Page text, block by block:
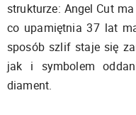
strukturze: Angel Cut
co upamiętnia 37 lat
sposób szlif staje się
jak i symbolem
diament.